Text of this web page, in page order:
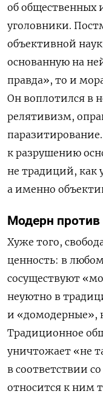
об общественных
уголовники.
объективной
основанную на
правда», то и
Он воплотился в
релятивизм,
к разрушению
не традиций, как
а именно
Модерн против
Хуже того,
ценность: в
сосуществуют
неуютно в
и «домодерные»,
Традиционное
уничтожает «не
в соответствии
относится к ним